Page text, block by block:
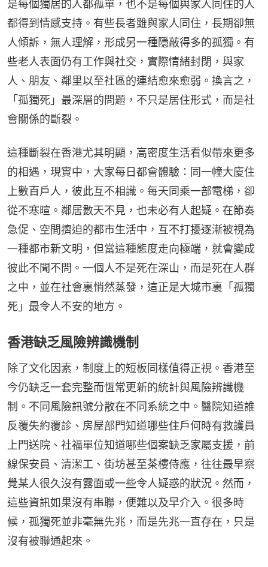
是每個獨居的人都孤單，也不是每個與家人同住的人
都得到情感支持。有些長者雖與家人同住，長期卻無
人傾訴，無人理解，形成另一種隱蔽得多的孤獨。有
些老人表面仍有工作與社交，實際情緒封閉，與家
人、朋友、鄰里以至社區的連結愈來愈弱。換言之，
「孤獨死」最深層的問題，不只是居住形式，而是社
會關係的斷裂。
這種斷裂在香港尤其明顯，高密度生活看似帶來更多
的相遇，現實中，大家每日都會體驗：同一幢大廈住
上數百戶人，彼此互不相識。每天同乘一部電梯，卻
從不寒暄。鄰居數天不見，也未必有人起疑。在節奏
急促、空間擠迫的都市生活中，互不打擾逐漸被視為
一種都市新文明，但當這種態度走向極端，就會變成
彼此不聞不問。一個人不是死在深山，而是死在人群
之中，並在社會裏悄然蒸發，這正是大城市裏「孤獨
死」最令人不安的地方。
香港缺乏風險辨識機制
除了文化因素，制度上的短板同樣值得正視。香港至
今仍缺乏一套完整而恆常更新的統計與風險辨識機
制。不同風險訊號分散在不同系統之中。醫院知道誰
反覆失約覆診、房屋部門知道哪些住戶何時有救護員
上門送院、社福單位知道哪些個案缺乏家屬支援，前
線保安員、清潔工、街坊甚至茶樓侍應，往往最早察
覺某人很久沒有露面或一些令人疑惑的狀況。然而，
這些資訊如果沒有串聯，便難以及早介入。很多時
候，孤獨死並非毫無先兆，而是先兆一直存在，只是
沒有被聯通起來。